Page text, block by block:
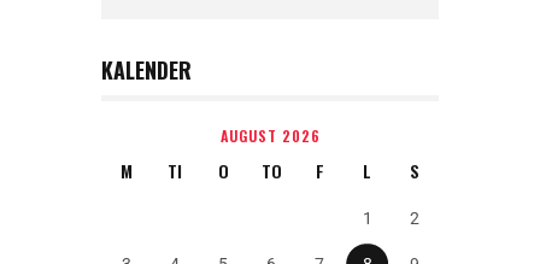
KALENDER
AUGUST 2026
M TI O TO F L S
1 2